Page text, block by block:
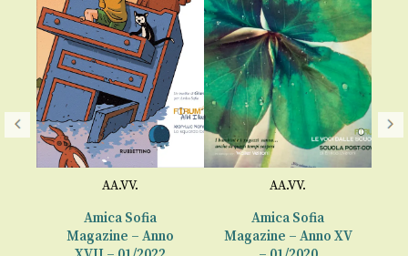
AA.VV.
Amica Sofia
Magazine – Anno
AA.VV.
Amica Sofia
Magazine – Anno XV